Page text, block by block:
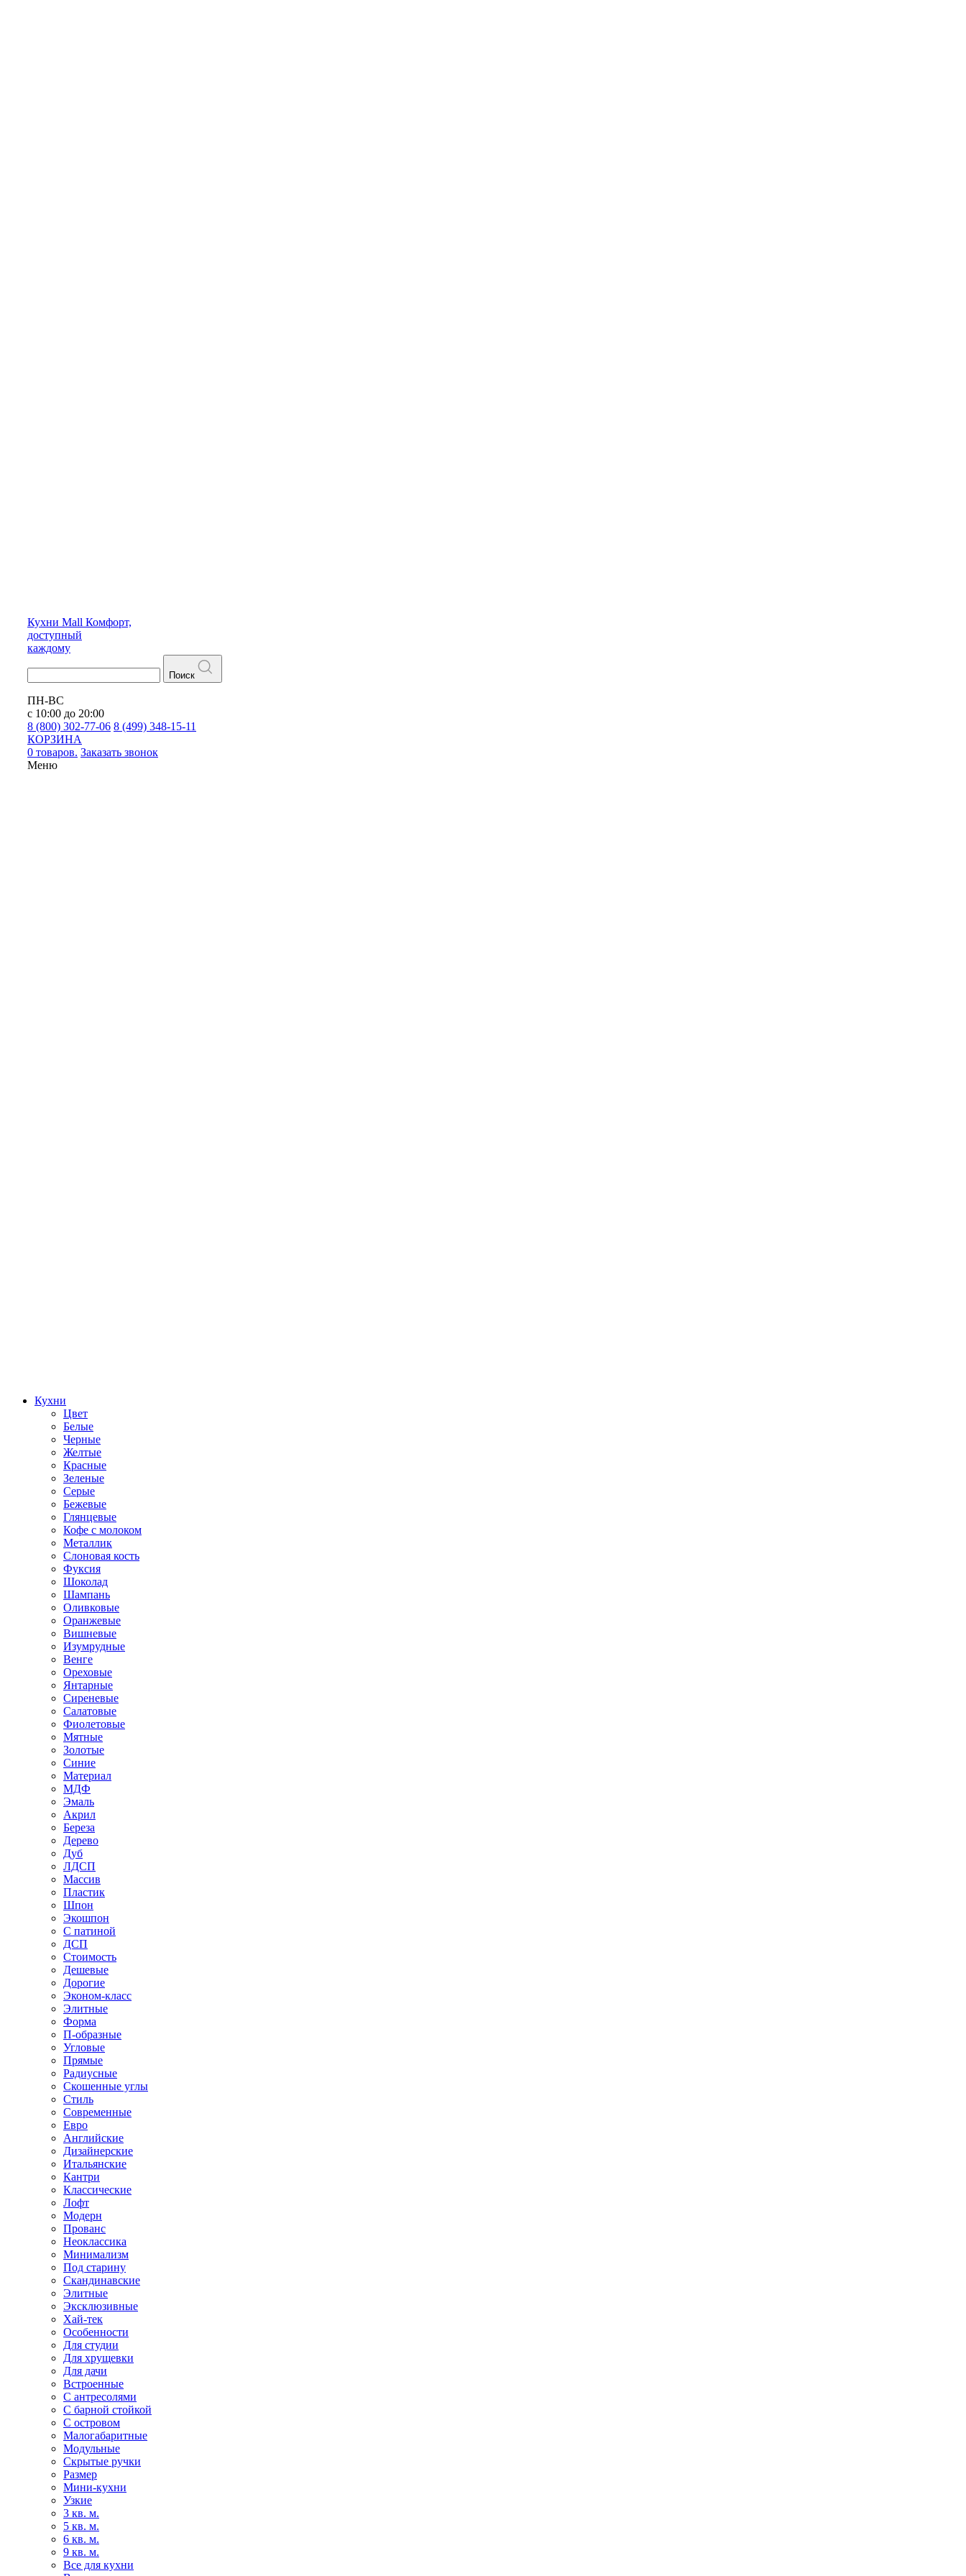
Кухни Mall Комфорт,
доступный
каждому
Поиск
ПН-ВС
с 10:00 до 20:00
8 (800) 302-77-06 8 (499) 348-15-11
КОРЗИНА
0 товаров. Заказать звонок
Меню
Кухни
Цвет
Белые
Черные
Желтые
Красные
Зеленые
Серые
Бежевые
Глянцевые
Кофе с молоком
Металлик
Слоновая кость
Фуксия
Шоколад
Шампань
Оливковые
Оранжевые
Вишневые
Изумрудные
Венге
Ореховые
Янтарные
Сиреневые
Салатовые
Фиолетовые
Мятные
Золотые
Синие
Материал
МДФ
Эмаль
Акрил
Береза
Дерево
Дуб
ЛДСП
Массив
Пластик
Шпон
Экошпон
С патиной
ДСП
Стоимость
Дешевые
Дорогие
Эконом-класс
Элитные
Форма
П-образные
Угловые
Прямые
Радиусные
Скошенные углы
Стиль
Современные
Евро
Английские
Дизайнерские
Итальянские
Кантри
Классические
Лофт
Модерн
Прованс
Неоклассика
Минимализм
Под старину
Скандинавские
Элитные
Эксклюзивные
Хай-тек
Особенности
Для студии
Для хрущевки
Для дачи
Встроенные
С антресолями
С барной стойкой
С островом
Малогабаритные
Модульные
Скрытые ручки
Размер
Мини-кухни
Узкие
3 кв. м.
5 кв. м.
6 кв. м.
9 кв. м.
Все для кухни